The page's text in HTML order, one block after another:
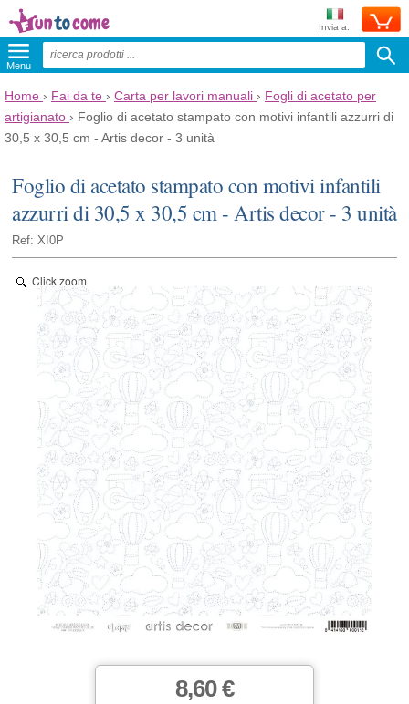
Invia a:
Menu
Home › Fai da te › Carta per lavori manuali › Fogli di acetato per
artigianato › Foglio di acetato stampato con motivi infantili azzurri di
30,5 x 30,5 cm - Artis decor - 3 unità
Foglio di acetato stampato con motivi infantili
azzurri di 30,5 x 30,5 cm - Artis decor - 3 unità
Ref: XI0P
Click zoom
8,60 €